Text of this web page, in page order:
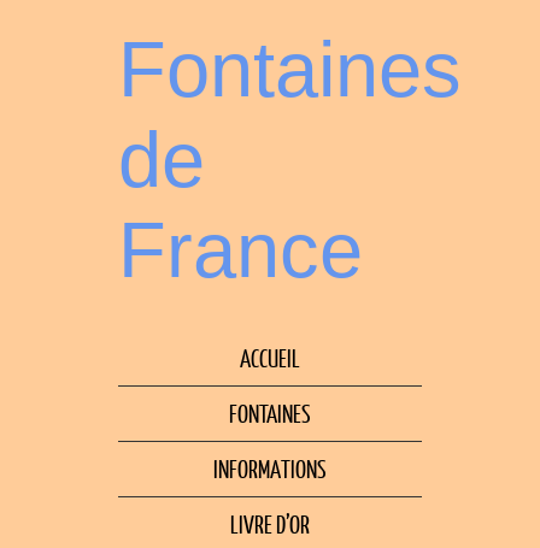
Fontaines
de
France
ACCUEIL
FONTAINES
INFORMATIONS
LIVRE D’OR